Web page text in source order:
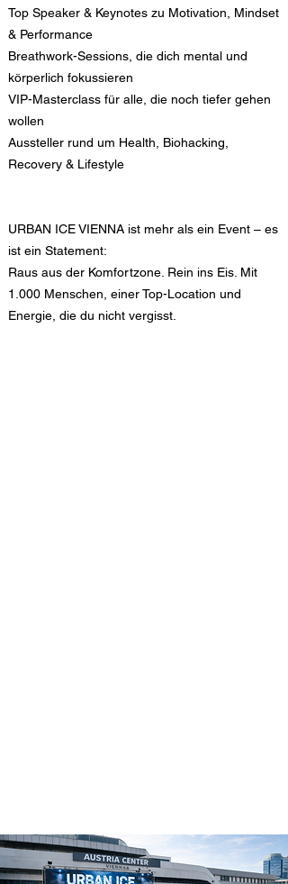
Top Speaker & Keynotes zu Motivation, Mindset
& Performance
Breathwork-Sessions, die dich mental und
körperlich fokussieren
VIP-Masterclass für alle, die noch tiefer gehen
wollen
Aussteller rund um Health, Biohacking,
Recovery & Lifestyle
URBAN ICE VIENNA ist mehr als ein Event – es
ist ein Statement:
Raus aus der Komfortzone. Rein ins Eis. Mit
1.000 Menschen, einer Top-Location und
Energie, die du nicht vergisst.